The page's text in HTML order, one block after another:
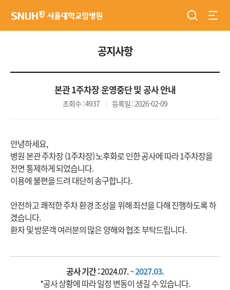
검색
공지사항
본관 1주차장 운영중단 및 공사 안내
조회수 : 4937 등록일 : 2026-02-09
안녕하세요,
병원 본관 주차장 (1주차장) 노후화로 인한 공사에 따라 1주차장을
전면 통제하게 되었습니다.
이용에 불편을 드려 대단히 송구합니다.
안전하고 쾌적한 주차 환경 조성을 위해 최선을 다해 진행하도록 하
겠습니다.
환자 및 방문객 여러분의 많은 양해와 협조 부탁드립니다.
공사 기간 :2024.07.~ 2027.03.
*공사 상황에 따라 일정 변동이 생길 수 있습니다.